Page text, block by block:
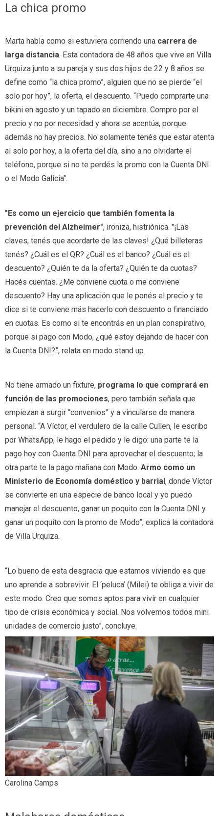
La chica promo
Marta habla como si estuviera corriendo una carrera de
larga distancia. Esta contadora de 48 años que vive en Villa
Urquiza junto a su pareja y sus dos hijos de 22 y 8 años se
define como “la chica promo”, alguien que no se pierde “el
solo por hoy”, la oferta, el descuento. “Puedo comprarte una
bikini en agosto y un tapado en diciembre. Compro por el
precio y no por necesidad y ahora se acentúa, porque
además no hay precios. No solamente tenés que estar atenta
al solo por hoy, a la oferta del día, sino a no olvidarte el
teléfono, porque si no te perdés la promo con la Cuenta DNI
o el Modo Galicia".
"Es como un ejercicio que también fomenta la
prevención del Alzheimer", ironiza, histriónica. "¡Las
claves, tenés que acordarte de las claves! ¿Qué billeteras
tenés? ¿Cuál es el QR? ¿Cuál es el banco? ¿Cuál es el
descuento? ¿Quién te da la oferta? ¿Quién te da cuotas?
Hacés cuentas. ¿Me conviene cuota o me conviene
descuento? Hay una aplicación que le ponés el precio y te
dice si te conviene más hacerlo con descuento o financiado
en cuotas. Es como si te encontrás en un plan conspirativo,
porque si pago con Modo, ¿qué estoy dejando de hacer con
la Cuenta DNI?”, relata en modo stand up.
No tiene armado un fixture, programa lo que comprará en
función de las promociones, pero también señala que
empiezan a surgir “convenios” y a vincularse de manera
personal. “A Víctor, el verdulero de la calle Cullen, le escribo
por WhatsApp, le hago el pedido y le digo: una parte te la
pago hoy con Cuenta DNI para aprovechar el descuento; la
otra parte te la pago mañana con Modo. Armo como un
Ministerio de Economía doméstico y barrial , donde Víctor
se convierte en una especie de banco local y yo puedo
manejar el descuento, ganar un poquito con la Cuenta DNI y
ganar un poquito con la promo de Modo”, explica la contadora
de Villa Urquiza.
“Lo bueno de esta desgracia que estamos viviendo es que
uno aprende a sobrevivir. El ‘peluca’ (Milei) te obliga a vivir de
este modo. Creo que somos aptos para vivir en cualquier
tipo de crisis económica y social. Nos volvemos todos mini
unidades de comercio justo”, concluye.
Carolina Camps